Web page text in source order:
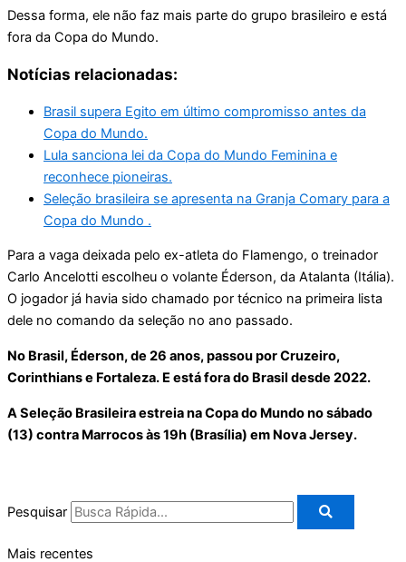
Dessa forma, ele não faz mais parte do grupo brasileiro e está
fora da Copa do Mundo.
Notícias relacionadas:
Brasil supera Egito em último compromisso antes da
Copa do Mundo.
Lula sanciona lei da Copa do Mundo Feminina e
reconhece pioneiras.
Seleção brasileira se apresenta na Granja Comary para a
Copa do Mundo .
Para a vaga deixada pelo ex-atleta do Flamengo, o treinador
Carlo Ancelotti escolheu o volante Éderson, da Atalanta (Itália).
O jogador já havia sido chamado por técnico na primeira lista
dele no comando da seleção no ano passado.
No Brasil, Éderson, de 26 anos, passou por Cruzeiro,
Corinthians e Fortaleza. E está fora do Brasil desde 2022.
A Seleção Brasileira estreia na Copa do Mundo no sábado
(13) contra Marrocos às 19h (Brasília) em Nova Jersey.
Pesquisar
Mais recentes